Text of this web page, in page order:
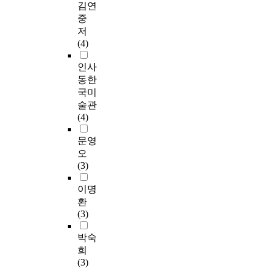
김연
중
저
(4)
인사
동한
국미
술관
(4)
문영
오
(3)
이명
환
(3)
박숙
희
(3)